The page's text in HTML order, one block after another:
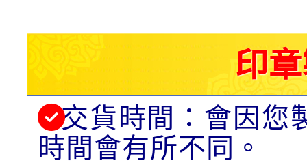
印
交貨時間：會因您
時間會有所不同。